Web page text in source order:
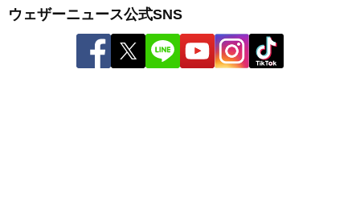
ウェザーニュース公式SNS